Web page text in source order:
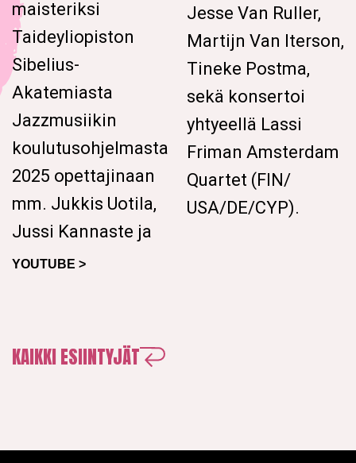
maisteriksi
Taideyliopiston
Sibelius-
Akatemiasta
Jazzmusiikin
koulutusohjelmasta
2025 opettajinaan
mm. Jukkis Uotila,
Jussi Kannaste ja
Jesse Van Ruller,
Martijn Van Iterson,
Tineke Postma,
sekä konsertoi
yhtyeellä Lassi
Friman Amsterdam
Quartet (FIN/
USA/DE/CYP).
YOUTUBE >
KAIKKI ESIINTYJÄT